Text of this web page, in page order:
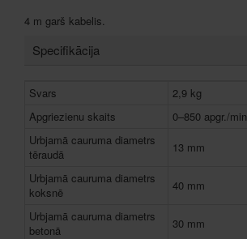
4 m garš kabelis.
Specifikācija
Svars
2,9 kg
Apgriezienu skaits
0–850 apgr./min
Urbjamā cauruma diametrs
tēraudā
13 mm
Urbjamā cauruma diametrs
koksnē
40 mm
Urbjamā cauruma diametrs
betonā
30 mm